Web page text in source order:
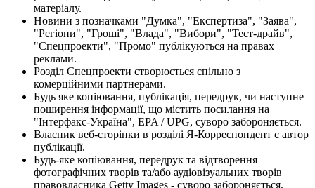
матеріалу.
Новини з позначками "Думка", "Експертиза", "Заява",
"Регіони", "Гроші", "Влада", "Вибори", "Тест-драйв",
"Спецпроекти", "Промо" публікуються на правах
реклами.
Розділ Спецпроекти створюється спільно з
комерційними партнерами.
Будь яке копіювання, публікація, передрук, чи наступне
поширення інформації, що містить посилання на
"Інтерфакс-Україна", EPA / UPG, суворо забороняється.
Власник веб-сторінки в розділі Я-Корреспондент є автор
публікації.
Будь-яке копіювання, передрук та відтворення
фотографічних творів та/або аудіовізуальних творів
правовласника Getty Images - суворо забороняється.